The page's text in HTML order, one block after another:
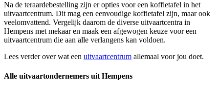
Na de teraardebestelling zijn er opties voor een koffietafel in het
uitvaartcentrum. Dit mag een eenvoudige koffietafel zijn, maar ook
veelomvattend. Vergelijk daarom de diverse uitvaartcentra in
Hempens met mekaar en maak een afgewogen keuze voor een
uitvaartcentrum die aan alle verlangens kan voldoen.
Lees verder over wat een uitvaartcentrum allemaal voor jou doet.
Alle uitvaartondernemers uit Hempens